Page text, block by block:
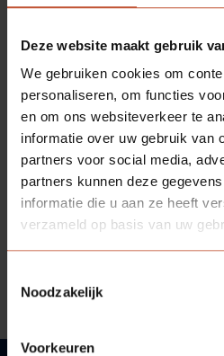
Deze website maakt gebruik
We gebruiken cookies om
personaliseren, om functies
en om ons websiteverkeer te
informatie over uw gebruik van
partners voor social media,
partners kunnen deze
informatie die u aan ze heeft
verzameld op basis van uw
Noodzakelijk
Voorkeuren